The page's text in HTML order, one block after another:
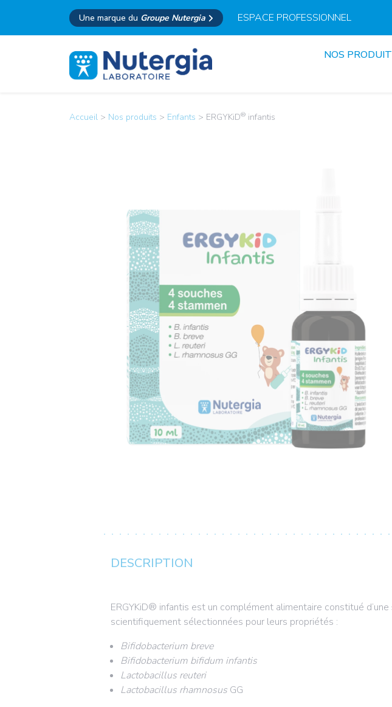
Une marque du Groupe Nutergia ESPACE PROFESSIONNEL
NOS
Accueil > Nos produits > Enfants > ERGYKiD® infantis
DESCRIPTION
ERGYKiD® infantis est un complément alimentaire constitué d’une
scientifiquement sélectionnées pour leurs propriétés :
Bifidobacterium breve
Bifidobacterium bifidum infantis
Lactobacillus reuteri
Lactobacillus rhamnosus GG